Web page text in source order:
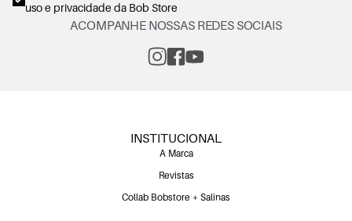
uso e privacidadeda Bob Store
ACOMPANHE NOSSAS REDES SOCIAIS
INSTITUCIONAL
A Marca
Revistas
Collab Bobstore + Salinas